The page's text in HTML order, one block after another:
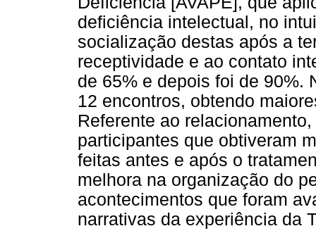
deficiência intelectual, no
socialização destas após a
receptividade e ao contato
de 65% e depois foi de 90%.
12 encontros, obtendo
Referente ao
participantes que obtiveram
feitas antes e após o
melhora na organização do
acontecimentos que foram
narrativas da experiência da